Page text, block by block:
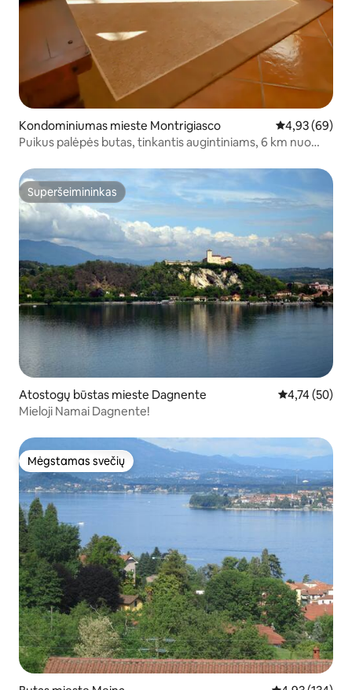
Kondominiumas mieste Montrigiasco Vidutinis
4,93 (69)
Puikus palėpės butas, tinkantis augintiniams, 6 km nuo
Superšeimininkas
Superšeimininkas
Atostogų būstas mieste Dagnente Vidutinis
4,74 (50)
Mieloji Namai Dagnente!
Mėgstamas svečių
Mėgstamas svečių